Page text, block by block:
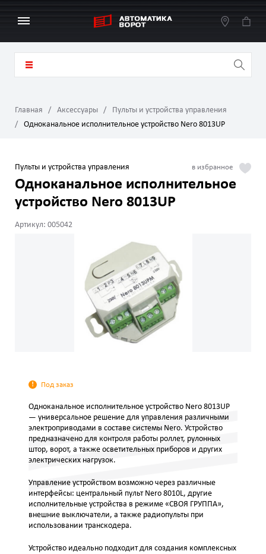
Главная Аксессуары
Пульты и устройства управления
Одноканальное исполнительное устройство Nero 8013UP
Пульты и устройства управления
Одноканальное исполнительное
устройство Nero 8013UP
Артикул: 005042
Под заказ
Одноканальное исполнительное устройство Nero 8013UP
— универсальное решение для управления различными
электроприводами в составе системы Nero. Устройство
предназначено для контроля работы роллет, рулонных
штор, ворот, а также осветительных приборов и других
электрических нагрузок.
Управление устройством возможно через различные
интерфейсы: центральный пульт Nero 8010L, другие
исполнительные устройства в режиме «СВОЯ ГРУППА»,
внешние выключатели, а также радиопульты при
использовании транскодера.
Устройство идеально подходит для создания комплексных